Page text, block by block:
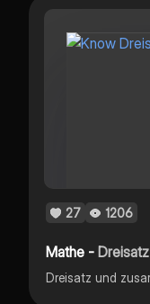
27 1206
Mathe -Dreisatz